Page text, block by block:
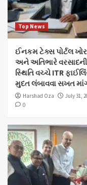
Top News
ઈનકમ ટેક્સ પોર્ટલ
અને અતિભારે વરસાદની
સ્થિતિ વચ્ચે ITR
મુદત લંબાવવા સખત
Harshad Oza
July 31,
0